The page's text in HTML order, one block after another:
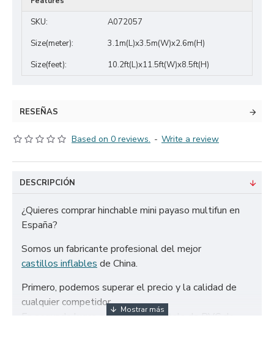
SKU:
A072057
Size(meter):
3.1m(L)x3.5m(W)x2.6m(H)
Size(feet):
10.2ft(L)x11.5ft(W)x8.5ft(H)
RESEÑAS
Based on 0 reviews. - Write a review
DESCRIPCIÓN
¿Quieres comprar hinchable mini payaso multifun en
España?
Somos un fabricante profesional del mejor
castillos inflables de China.
Primero, podemos superar el precio y la calidad de
cualquier competidor.
En segundo lugar, solo utilizamos tela de PVC de